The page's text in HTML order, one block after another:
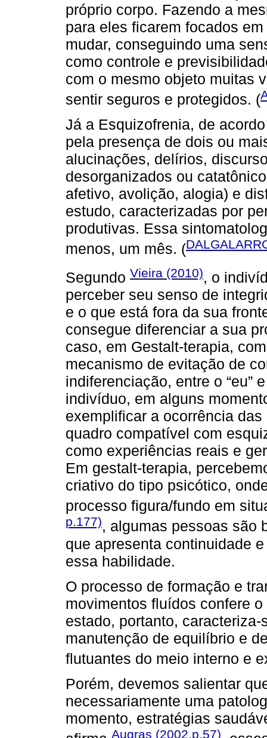
próprio corpo. Fazendo a
para eles ficarem focados
mudar, conseguindo uma
como controle e
com o mesmo objeto muitas
sentir seguros e protegidos. (
Já a Esquizofrenia, de
pela presença de dois ou
alucinações, delírios,
desorganizados ou
afetivo, avolição, alogia) e
estudo, caracterizadas por
produtivas. Essa
menos, um mês. (
Segundo Vieira (2010), o
perceber seu senso de
e o que está fora da sua
consegue diferenciar a sua
caso, em Gestalt-terapia,
mecanismo de evitação de
indiferenciação, entre o “eu”
indivíduo, em alguns
exemplificar a ocorrência
quadro compatível com
como experiências reais e
Em gestalt-terapia,
criativo do tipo psicótico,
processo figura/fundo em
p.177), algumas pessoas são
que apresenta continuidade
essa habilidade.
O processo de formação e
movimentos fluídos confere
estado, portanto,
manutenção de equilíbrio e
flutuantes do meio interno e
Porém, devemos salientar
necessariamente uma
momento, estratégias
Augras (2002,p.57)